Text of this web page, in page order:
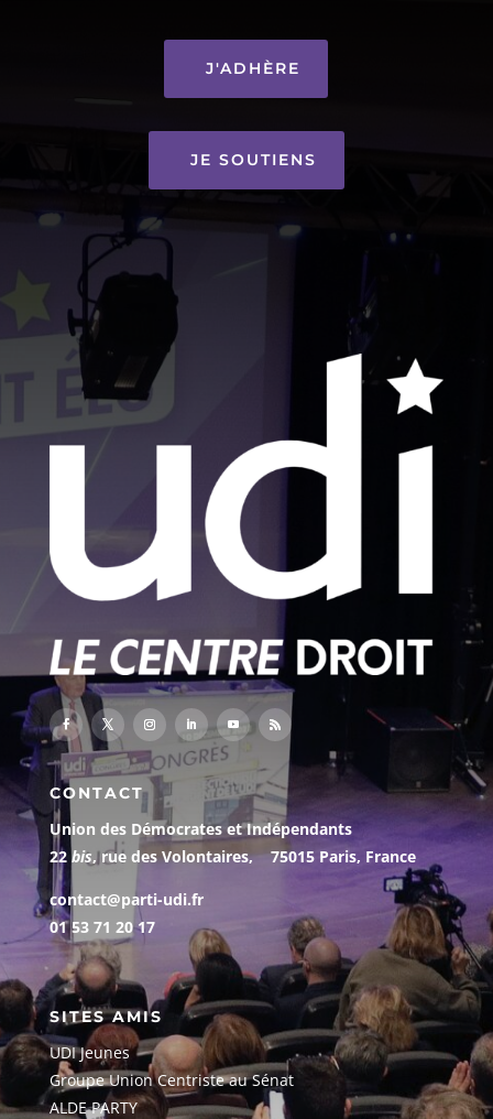
J'ADHÈRE
JE SOUTIENS
CONTACT
Union des Démocrates et Indépendants
22 bis, rue des Volontaires, 75015 Paris, France
contact@parti-udi.fr
01 53 71 20 17
SITES AMIS
UDI Jeunes
Groupe Union Centriste au Sénat
ALDE PARTY